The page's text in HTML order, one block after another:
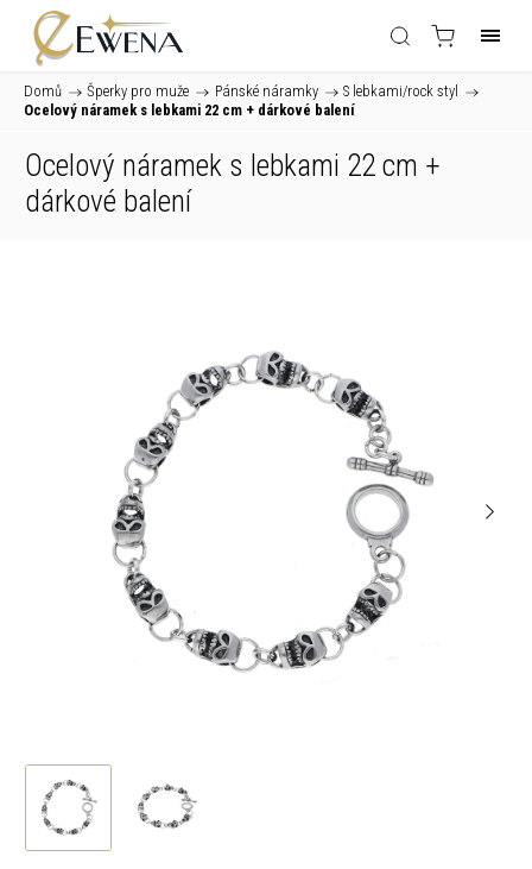
Domů / Šperky pro muže / Pánské náramky / S lebkami/rock styl /
Ocelový náramek s lebkami 22 cm + dárkové balení
Ocelový náramek s lebkami 22 cm +
dárkové balení